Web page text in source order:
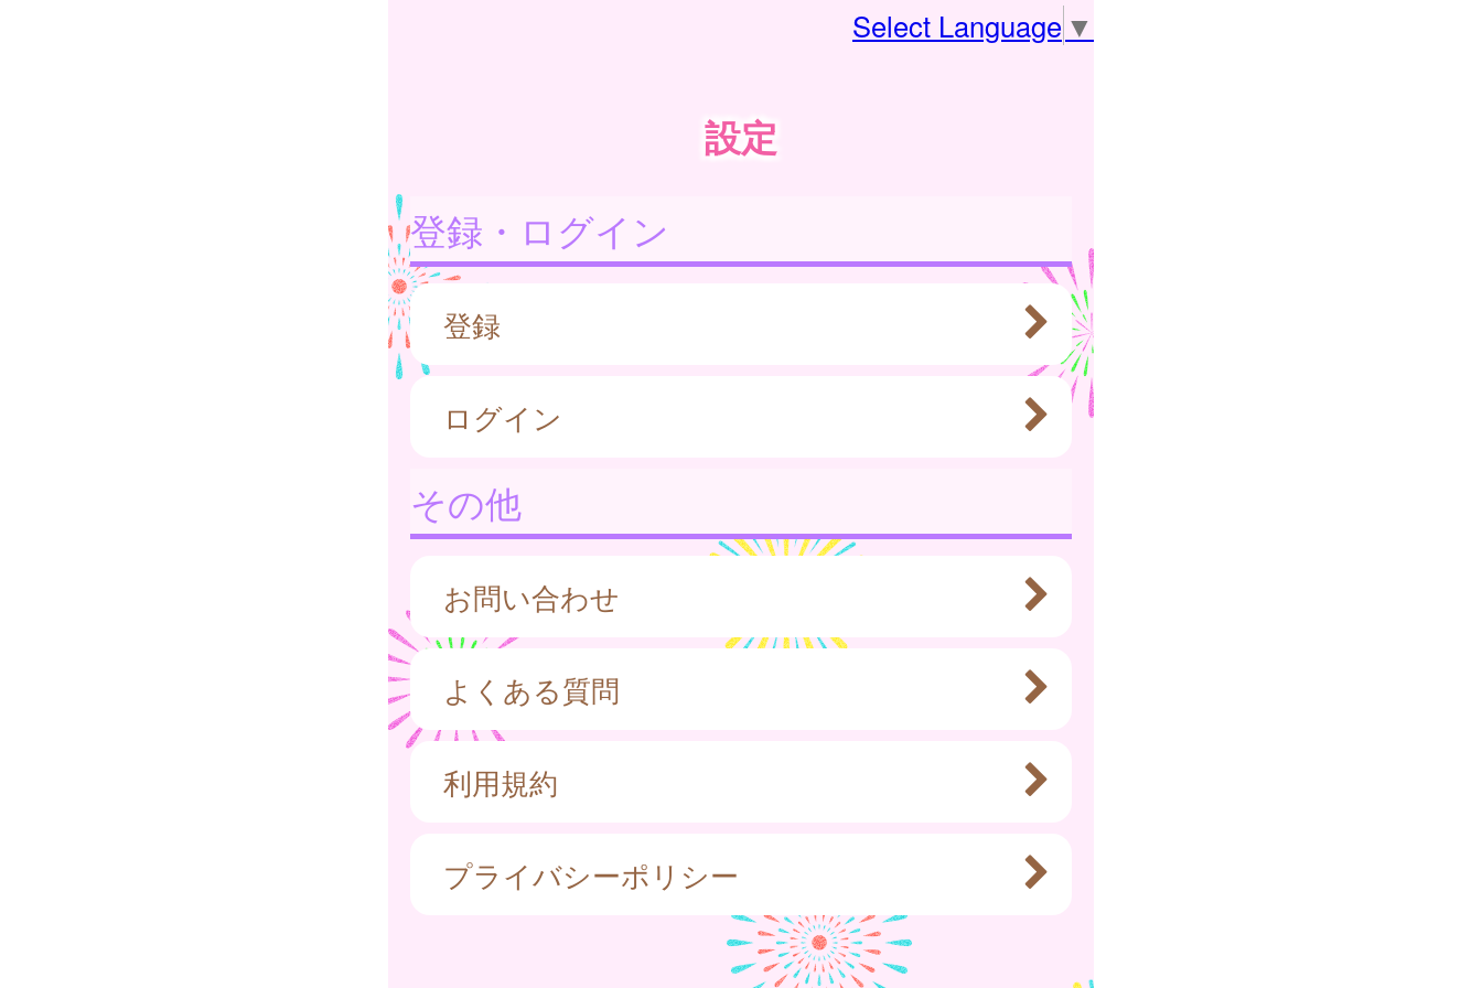
Select Language ▼
設定
登録・ログイン
登録
ログイン
その他
お問い合わせ
よくある質問
利用規約
プライバシーポリシー